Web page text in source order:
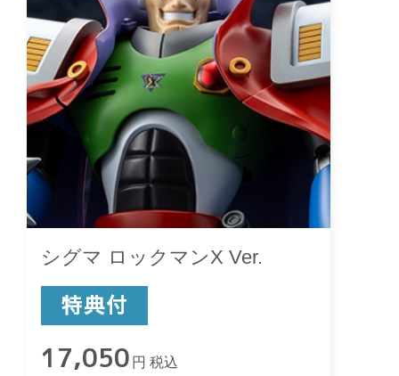
シグマ ロックマンX Ver.
17,050 円 税込